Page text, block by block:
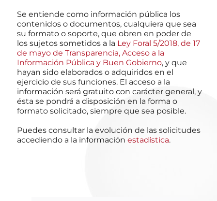
Se entiende como información pública los
contenidos o documentos, cualquiera que sea
su formato o soporte, que obren en poder de
los sujetos sometidos a la Ley Foral 5/2018, de 17
de mayo de Transparencia, Acceso a la
Información Pública y Buen Gobierno, y que
hayan sido elaborados o adquiridos en el
ejercicio de sus funciones. El acceso a la
información será gratuito con carácter general, y
ésta se pondrá a disposición en la forma o
formato solicitado, siempre que sea posible.
Puedes consultar la evolución de las solicitudes
accediendo a la información estadística.